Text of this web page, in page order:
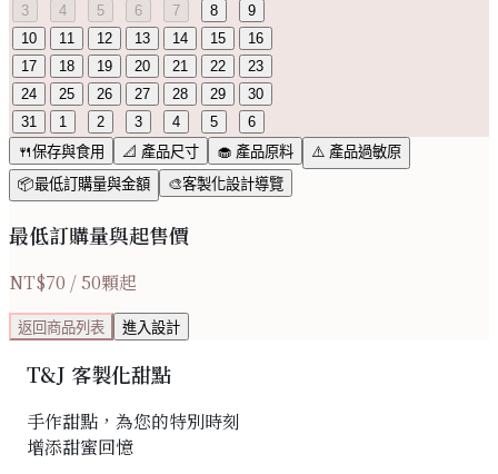
3
4 5 6 7 8
9
10
11 12 13 14 15
16
17
18 19 20 21 22
23
24
25 26 27 28 29
30
31
1 2 3 4 5
6
🍴保存與食用
📐 產品尺寸 🧁 產品原料
⚠️ 產品過敏原
📦最低訂購量與金額
🎨客製化設計導覽
最低訂購量與起售價
NT$70 /50顆起
返回商品列表 進入設計
T&J 客製化甜點
手作甜點，為您的特別時刻
增添甜蜜回憶